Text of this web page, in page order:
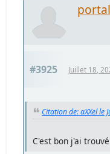
#3925 Juillet 18,
Citation de: aXXel le
C'est bon j'ai